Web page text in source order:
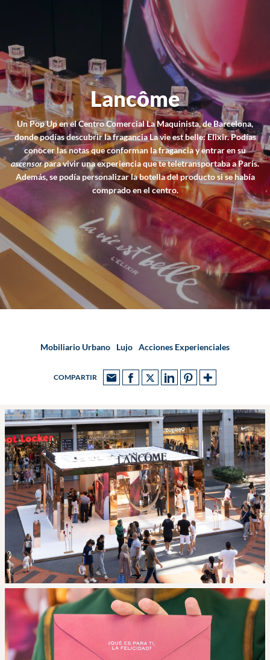
Lancôme
Un Pop Up en el Centro Comercial La Maquinista, de Barcelona,
donde podías descubrir la fragancia La vie est belle: Elixir. Podías
conocer las notas que conforman la fragancia y entrar en su
ascensorpara vivir una experiencia que te teletransportaba a Paris.
Además, se podía personalizar la botella del producto si se había
comprado en el centro.
Mobiliario Urbano Lujo Acciones Experienciales
COMPARTIR